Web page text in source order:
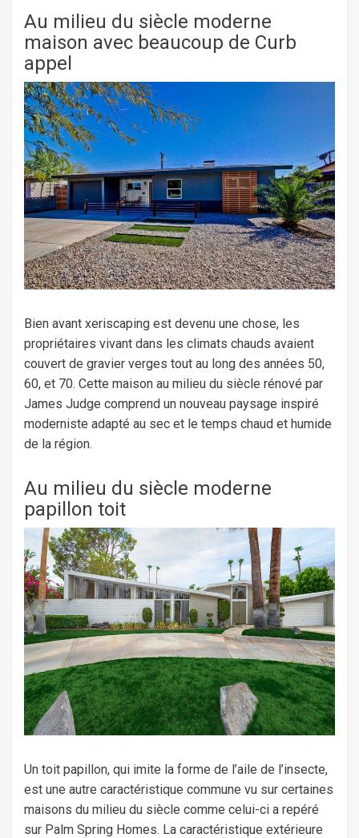
Au milieu du siècle moderne
maison avec beaucoup de Curb
appel
Bien avant xeriscaping est devenu une chose, les
propriétaires vivant dans les climats chauds avaient
couvert de gravier verges tout au long des années 50,
60, et 70. Cette maison au milieu du siècle rénové par
James Judge comprend un nouveau paysage inspiré
moderniste adapté au sec et le temps chaud et humide
de la région.
Au milieu du siècle moderne
papillon toit
Un toit papillon, qui imite la forme de l’aile de l’insecte,
est une autre caractéristique commune vu sur certaines
maisons du milieu du siècle comme celui-ci a repéré
sur Palm Spring Homes. La caractéristique extérieure